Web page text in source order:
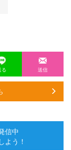
る 送信
信中
よう！